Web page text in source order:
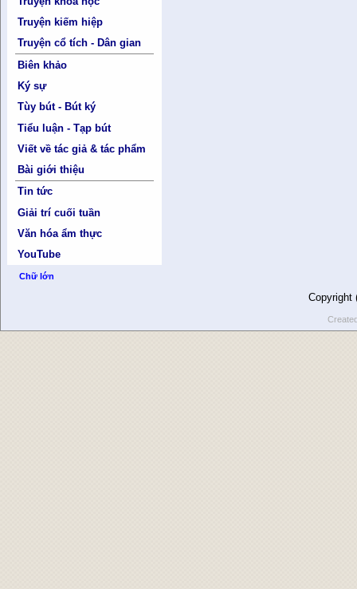
Truyện kiếm hiệp
Truyện cổ tích - Dân gian
Biên khảo
Ký sự
Tùy bút - Bút ký
Tiểu luận - Tạp bút
Viết về tác giả & tác phẩm
Bài giới thiệu
Tin tức
Giải trí cuối tuần
Văn hóa ẩm thực
YouTube
Chữ lớn
Copyright